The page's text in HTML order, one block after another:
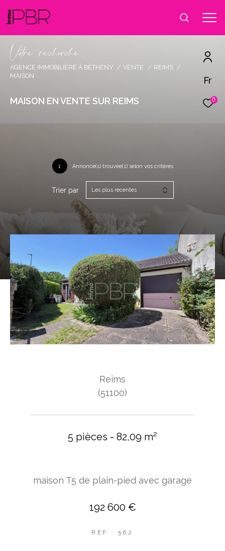
Fr
0
Vore recece
AGENCE IMMOBILIÈRE À BÉTHENY VENTE
REIMS
MAISON
MAISON EN VENTE SUR REIMS
1 Annonce(s) trouvée(s) selon vos critères
Trier par Les plus récentes
Reims
(51100)
5 pièces - 82,09 m²
maison T5 de plain-pied avec garage
192 600 €
REF : 562